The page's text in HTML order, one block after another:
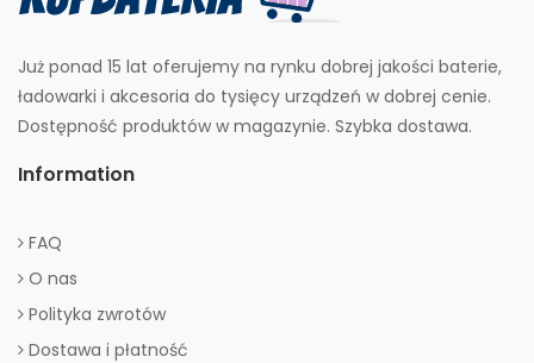
Już ponad 15 lat oferujemy na rynku dobrej jakości baterie,
ładowarki i akcesoria do tysięcy urządzeń w dobrej cenie.
Dostępność produktów w magazynie. Szybka dostawa.
Information
FAQ
O nas
Polityka zwrotów
Dostawa i płatność